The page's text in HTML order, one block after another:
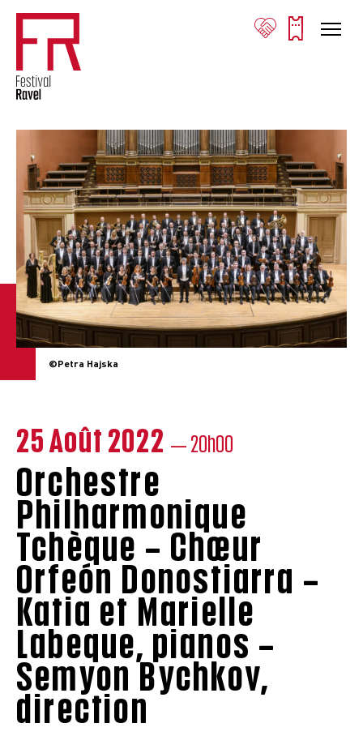
©Petra Hajska
25 Août 2022 — 20h00
Orchestre
Philharmonique
Tchèque – Chœur
Orfeón Donostiarra –
Katia et Marielle
Labeque, pianos –
Semyon Bychkov,
direction